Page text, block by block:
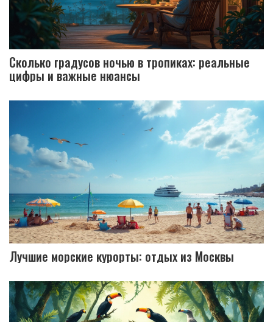
Сколько градусов ночью в тропиках: реальные
цифры и важные нюансы
Лучшие морские курорты: отдых из Москвы